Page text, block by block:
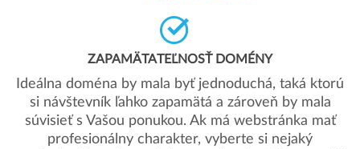
ZAPAMÄTATEĽNOSŤ DOMÉNY
Ideálna doména by mala byť jednoduchá, taká ktorú
si návštevník ľahko zapamätá a zároveň by mala
súvisieť s Vašou ponukou. Ak má webstránka mať
profesionálny charakter, vyberte si nejaký